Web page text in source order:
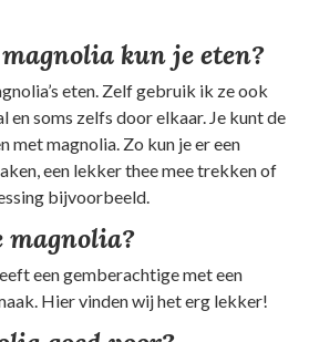
kun je eten?
eten. Zelf gebruik ik ze ook
en soms zelfs door elkaar. Je kunt de
met magnolia. Zo kun je er een
een lekker thee mee trekken of
bijvoorbeeld.
magnolia?
een gemberachtige met een
Hier vinden wij het erg lekker!